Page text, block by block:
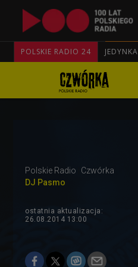
POLSKIE RADIO 24 JEDYNKA
Polskie Radio
Czwórka
DJ Pasmo
ostatnia aktualizacja:
26.08.2014 13:00